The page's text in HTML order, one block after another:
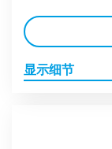
显示细节